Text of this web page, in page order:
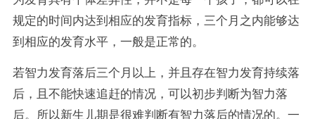
规定的时间内达到相应的发育指标，三个月之内能够达
到相应的发育水平，一般是正常的。
若智力发育落后三个月以上，并且存在智力发育持续落
后，且不能快速追赶的情况，可以初步判断为智力落
后。所以新生儿期是很难判断有智力落后的情况的。一